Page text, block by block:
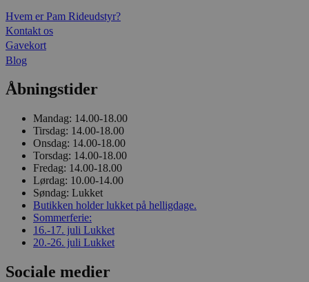
Hvem er Pam Rideudstyr?
Kontakt os
Gavekort
Blog
Åbningstider
Mandag: 14.00-18.00
Tirsdag: 14.00-18.00
Onsdag: 14.00-18.00
Torsdag: 14.00-18.00
Fredag: 14.00-18.00
Lørdag: 10.00-14.00
Søndag: Lukket
Butikken holder lukket på helligdage.
Sommerferie:
16.-17. juli Lukket
20.-26. juli Lukket
Sociale medier